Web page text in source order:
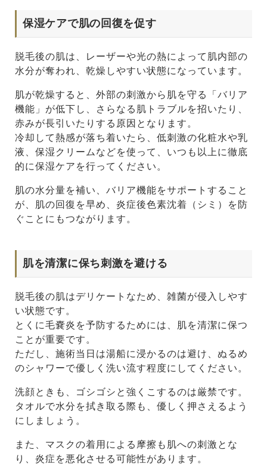
保湿ケアで肌の回復を促す
脱毛後の肌は、レーザーや光の熱によって肌内部の
水分が奪われ、乾燥しやすい状態になっています。
肌が乾燥すると、外部の刺激から肌を守る「バリア
機能」が低下し、さらなる肌トラブルを招いたり、
赤みが長引いたりする原因となります。
冷却して熱感が落ち着いたら、低刺激の化粧水や乳
液、保湿クリームなどを使って、いつも以上に徹底
的に保湿ケアを行ってください。
肌の水分量を補い、バリア機能をサポートすること
が、肌の回復を早め、炎症後色素沈着（シミ）を防
ぐことにもつながります。
肌を清潔に保ち刺激を避ける
脱毛後の肌はデリケートなため、雑菌が侵入しやす
い状態です。
とくに毛嚢炎を予防するためには、肌を清潔に保つ
ことが重要です。
ただし、施術当日は湯船に浸かるのは避け、ぬるめ
のシャワーで優しく洗い流す程度にしてください。
洗顔ときも、ゴシゴシと強くこするのは厳禁です。
タオルで水分を拭き取る際も、優しく押さえるよう
にしましょう。
また、マスクの着用による摩擦も肌への刺激とな
り、炎症を悪化させる可能性があります。